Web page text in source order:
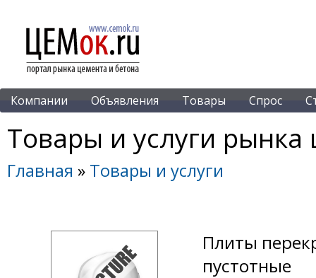
Компании Объявления Товары Спрос
Товары и услуги рынка
Главная » Товары и услуги
Плиты
пустотные